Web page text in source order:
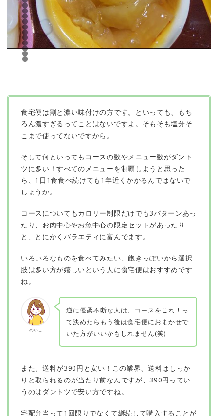
食宅便は割と濃い味付けの方です。といっても、もち
ろん濃すぎるってことはないですよ。そもそも塩分そ
こまで使ってないですから。
そして何といってもコースの数やメニュー数がダント
ツに多い！すべてのメニューを制覇しようと思った
ら、1日1食食べ続けても1年近くかかるんではないで
しょうか。
コースについてもカロリー制限だけでも3パターンあっ
たり、お肉中心やお魚中心の限定セットがあったり
と、とにかくバラエティに富んでます。
いろいろなものを食べてみたい、飽きっぽいから選択
肢は多い方が嬉しいという人に食宅便はおすすめです
ね。
めいこ
逆に優柔不断な人は、コースをこれ！っ
て決めたらもう後は食宅便におまかせで
いた方がいいかもしれません(笑)
また、送料が390円と安い！この業界、送料はしっか
りと取られるのが当たり前なんですが、390円ってい
うのはダントツで安い方ですね。
宅配弁当って1回限りでなくて継続して購入することが